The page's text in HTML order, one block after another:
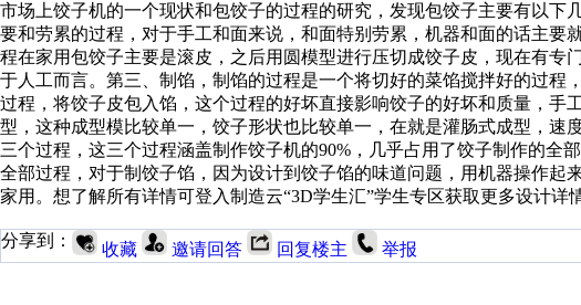
市场上饺子机的一个现状和包饺子的过程的研究，发现包饺子主要有以下
要和劳累的过程，对于手工和面来说，和面特别劳累，机器和面的话主要
程在家用包饺子主要是滚皮，之后用圆模型进行压切成饺子皮，现在有专
于人工而言。第三、制馅，制馅的过程是一个将切好的菜馅搅拌好的过程
过程，将饺子皮包入馅，这个过程的好坏直接影响饺子的好坏和质量，手
型，这种成型模比较单一，饺子形状也比较单一，在就是灌肠式成型，速
三个过程，这三个过程涵盖制作饺子机的90%，几乎占用了饺子制作的全
全部过程，对于制饺子馅，因为设计到饺子馅的味道问题，用机器操作起
家用。想了解所有详情可登入制造云“3D学生汇”学生专区获取更多设计详情
分享到： 收藏 邀请回答 回复楼主 举报